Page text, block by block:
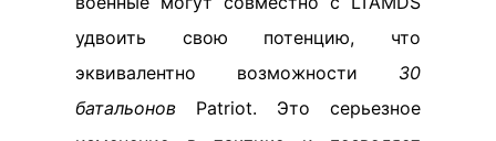
удвоить свою потенцию, что
эквивалентно возможности 30
батальонов Patriot. Это серьезное